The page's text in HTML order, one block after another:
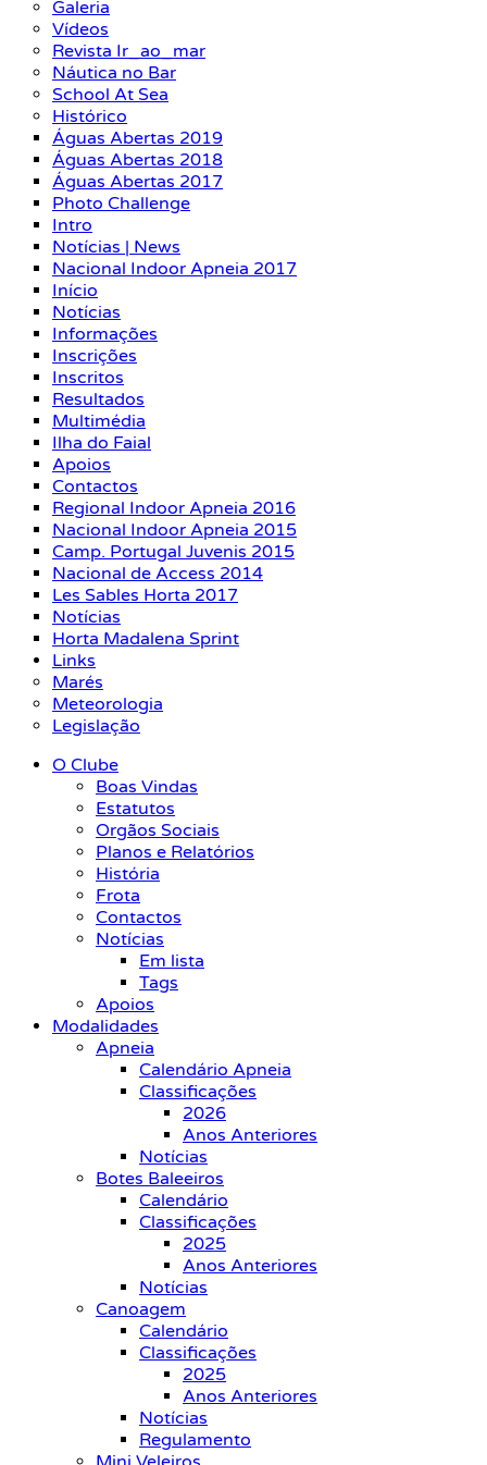
Galeria
Vídeos
Revista Ir_ao_mar
Náutica no Bar
School At Sea
Histórico
Águas Abertas 2019
Águas Abertas 2018
Águas Abertas 2017
Photo Challenge
Intro
Notícias | News
Nacional Indoor Apneia 2017
Início
Notícias
Informações
Inscrições
Inscritos
Resultados
Multimédia
Ilha do Faial
Apoios
Contactos
Regional Indoor Apneia 2016
Nacional Indoor Apneia 2015
Camp. Portugal Juvenis 2015
Nacional de Access 2014
Les Sables Horta 2017
Notícias
Horta Madalena Sprint
Links
Marés
Meteorologia
Legislação
O Clube
Boas Vindas
Estatutos
Orgãos Sociais
Planos e Relatórios
História
Frota
Contactos
Notícias
Em lista
Tags
Apoios
Modalidades
Apneia
Calendário Apneia
Classificações
2026
Anos Anteriores
Notícias
Botes Baleeiros
Calendário
Classificações
2025
Anos Anteriores
Notícias
Canoagem
Calendário
Classificações
2025
Anos Anteriores
Notícias
Regulamento